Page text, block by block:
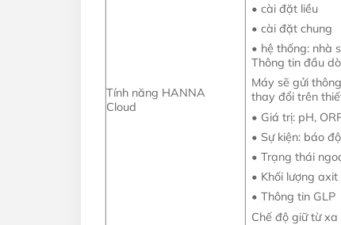
Tính năng HANNA
Cloud
• cài đặt liều
• cài đặt chung
• hệ thống: nhà
Thông tin đầu
Máy sẽ gửi
thay đổi trên
• Giá trị: pH,
• Sự kiện: báo
• Trạng thái
• Khối lượng
• Thông tin GLP
Chế độ giữ từ